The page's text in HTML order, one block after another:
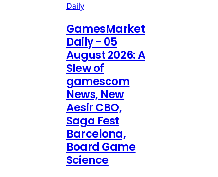
Daily
GamesMarket
Daily - 05
August 2026: A
Slew of
gamescom
News, New
Aesir CBO,
Saga Fest
Barcelona,
Board Game
Science